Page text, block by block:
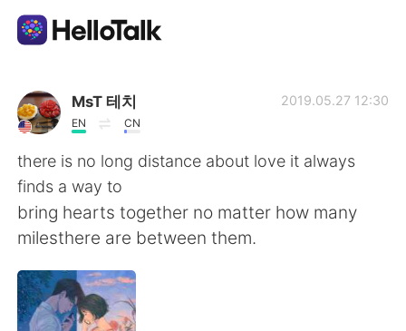
Language Exchange App
AI Grammar Checker
English
简体中文
Español
MsT 테치
EN CN
2019.05.27 12:30
there is no long distance about love it always
finds a way to
bring hearts together no matter how many
milesthere are between them.